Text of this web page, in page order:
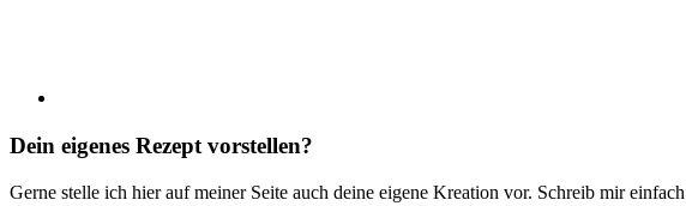
Dein eigenes Rezept vorstellen?
Gerne stelle ich hier auf meiner Seite auch deine eigene Kreation vor. Schreib mir einfach